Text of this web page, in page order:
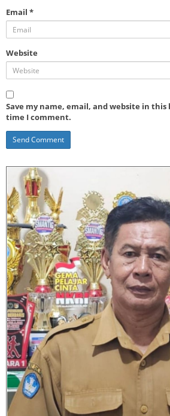
Email *
Website
Save my name, email, and website in
time I comment.